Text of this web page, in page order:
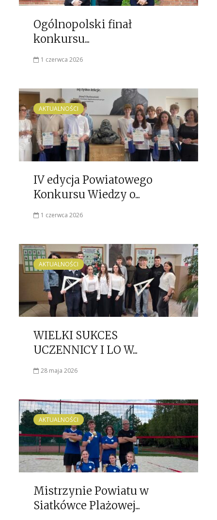
Ogólnopolski finał
konkursu...
1 czerwca 2026
AKTUALNOŚCI
IV edycja Powiatowego
Konkursu Wiedzy o...
1 czerwca 2026
AKTUALNOŚCI
WIELKI SUKCES
UCZENNICY I LO W...
28 maja 2026
AKTUALNOŚCI
Mistrzynie Powiatu w
Siatkówce Plażowej...